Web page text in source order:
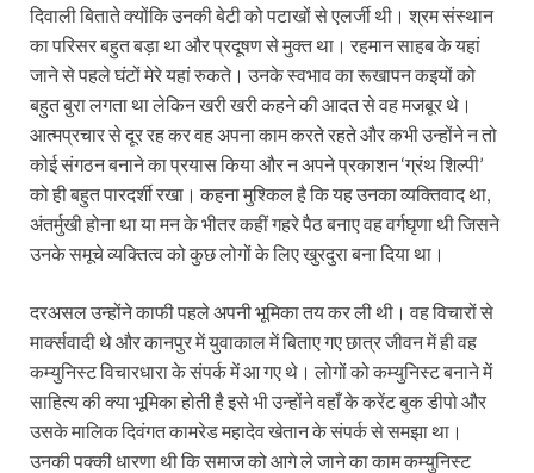
दिवाली बिताते क्योंकि उनकी बेटी को पटाखों से एलर्जी थी। श्रम संस्थान
का परिसर बहुत बड़ा था और प्रदूषण से मुक्त था। रहमान साहब के यहां
जाने से पहले घंटों मेरे यहां रुकते। उनके स्वभाव का रूखापन कइयों को
बहुत बुरा लगता था लेकिन खरी खरी कहने की आदत से वह मजबूर थे।
आत्मप्रचार से दूर रह कर वह अपना काम करते रहते और कभी उन्होंने न तो
कोई संगठन बनाने का प्रयास किया और न अपने प्रकाशन ‘ग्रंथ शिल्पी’
को ही बहुत पारदर्शी रखा। कहना मुश्किल है कि यह उनका व्यक्तिवाद था,
अंतर्मुखी होना था या मन के भीतर कहीं गहरे पैठ बनाए वह वर्गघृणा थी जिसने
उनके समूचे व्यक्तित्व को कुछ लोगों के लिए खुरदुरा बना दिया था।
दरअसल उन्होंने काफी पहले अपनी भूमिका तय कर ली थी। वह विचारों से
मार्क्सवादी थे और कानपुर में युवाकाल में बिताए गए छात्र जीवन में ही वह
कम्युनिस्ट विचारधारा के संपर्क में आ गए थे। लोगों को कम्युनिस्ट बनाने में
साहित्य की क्या भूमिका होती है इसे भी उन्होंने वहाँ के करेंट बुक डीपो और
उसके मालिक दिवंगत कामरेड महादेव खेतान के संपर्क से समझा था।
उनकी पक्की धारणा थी कि समाज को आगे ले जाने का काम कम्युनिस्ट